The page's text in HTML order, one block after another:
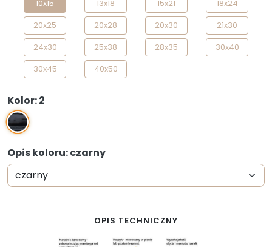
10x15 13x18 15x21
18x24
20x25
20x28 20x30
21x30
24x30
25x38 28x35
30x40
30x45
40x50
Kolor: 2
2
Opis koloru: czarny
OPIS TECHNICZNY